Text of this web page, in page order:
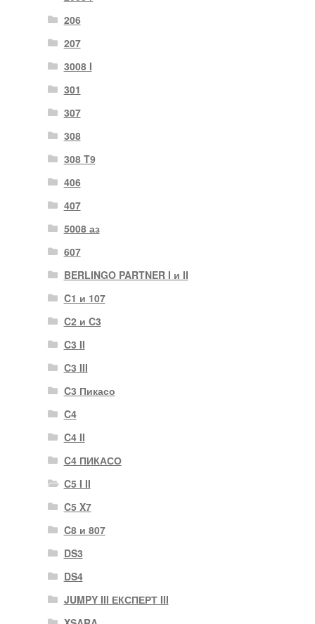
206
207
3008 I
301
307
308
308 T9
406
407
5008 аз
607
BERLINGO PARTNER I и II
C1 и 107
C2 и C3
C3 II
C3 III
C3 Пикасо
C4
C4 II
C4 ПИКАСО
C5 I II
C5 X7
C8 и 807
DS3
DS4
JUMPY III ЕКСПЕРТ III